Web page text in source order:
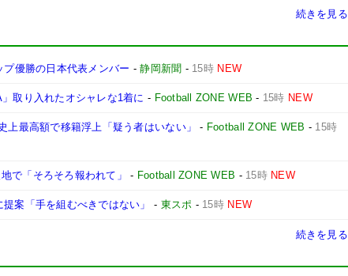
続きを見る
優勝の日本代表メンバー -静岡新聞 - 15時 NEW
取り入れたオシャレな1着に - Football ZONE WEB - 15時 NEW
最高額で移籍浮上「疑う者はいない」 - Football ZONE WEB - 15時
で「そろそろ報われて」 - Football ZONE WEB - 15時 NEW
案「手を組むべきではない」 - 東スポ - 15時 NEW
続きを見る